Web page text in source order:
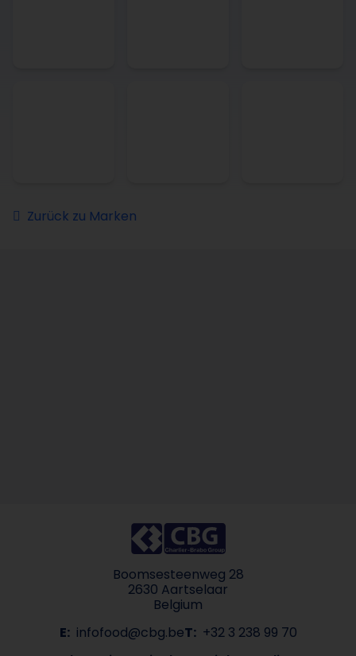
Zurück zu Marken
Boomsesteenweg 28
2630 Aartselaar
Belgium
E: infofood@cbg.beT: +32 3 238 99 70